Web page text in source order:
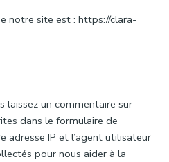
notre site est : https://clara-
laissez un commentaire sur
dans le formulaire de
adresse IP et l’agent utilisateur
pour nous aider à la